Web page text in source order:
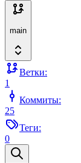
main
Ветки:
1
Коммиты:
25
Теги:
0